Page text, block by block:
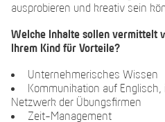
ausprobieren und kreativ sein
Welche Inhalte sollen vermittelt
Ihrem Kind für Vorteile?
Unternehmerisches Wissen
Kommunikation auf
Netzwerk der Übungsfirmen
Zeit-Management